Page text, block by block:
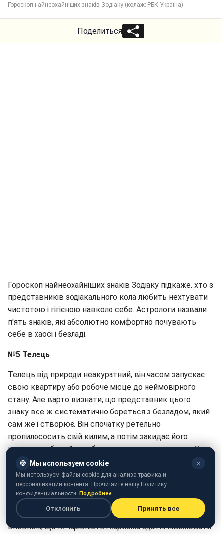
Гороскоп найнеохайніших знаків Зодіаку (колаж: РБК-Україна)
Поделиться
Гороскоп найнеохайніших знаків Зодіаку підкаже, хто з
представників зодіакального кола любить нехтувати
чистотою і гігієною навколо себе. Астрологи назвали
п'ять знаків, які абсолютно комфортно почувають
себе в хаосі і безладі.
№5 Телець
Телець від природи неакуратний, він часом запускає
свою квартиру або робоче місце до неймовірного
стану. Але варто визнати, що представник цього
знаку все ж систематично бореться з безладом, який
сам же і створює. Він спочатку ретельно
пропилососить свій килим, а потім закидає його
крихтами або зайде в будинок не знявши взуття. У
цих людей власне особливе сприйняття чистоти.
№4 Лев
Его Лева настільки велике, що вони часто не
помічають, що діється у них під самим носом. Вони
впевнені, що їх чарівність і харизма здатні нівелювати
🍪 Мы используем cookie ✕
Мы используем файлы cookie для анализа трафика и
персонализации контента. Прочитайте нашу Политику
конфиденциальности. Подробнее
Отклонить Принять все